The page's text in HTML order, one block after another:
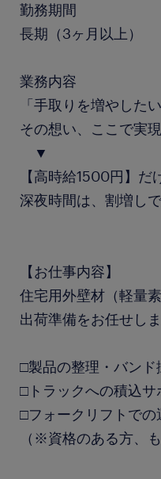
勤務期間
長期（3ヶ月以上）
業務内容
「手取りを増やしたい
その想い、ここで実
▼
【高時給1500円】だ
深夜時間は、割増し
【お仕事内容】
住宅用外壁材（軽量
出荷準備をお任せしま
□製品の整理・バンド
□トラックへの積込サ
□フォークリフトでの
（※資格のある方、